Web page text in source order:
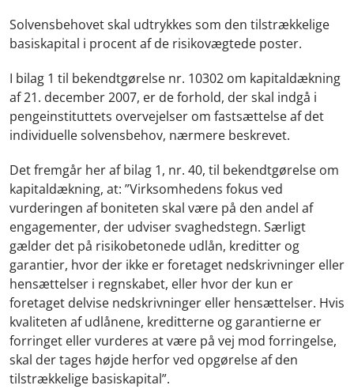
Solvensbehovet skal udtrykkes som den tilstrækkelige
basiskapital i procent af de risikovægtede poster.
I bilag 1 til bekendtgørelse nr. 10302 om kapitaldækning
af 21. december 2007, er de forhold, der skal indgå i
pengeinstituttets overvejelser om fastsættelse af det
individuelle solvensbehov, nærmere beskrevet.
Det fremgår her af bilag 1, nr. 40, til bekendtgørelse om
kapitaldækning, at: ”Virksomhedens fokus ved
vurderingen af boniteten skal være på den andel af
engagementer, der udviser svaghedstegn. Særligt
gælder det på risikobetonede udlån, kreditter og
garantier, hvor der ikke er foretaget nedskrivninger eller
hensættelser i regnskabet, eller hvor der kun er
foretaget delvise nedskrivninger eller hensættelser. Hvis
kvaliteten af udlånene, kreditterne og garantierne er
forringet eller vurderes at være på vej mod forringelse,
skal der tages højde herfor ved opgørelse af den
tilstrækkelige basiskapital”.